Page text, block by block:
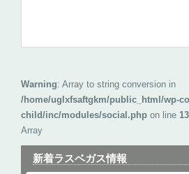
新着ラスベガス情報
Warning: Array to string conversion in
/home/uglxfsaftgkm/public_html/wp-
child/inc/modules/social.php on line 13
Array